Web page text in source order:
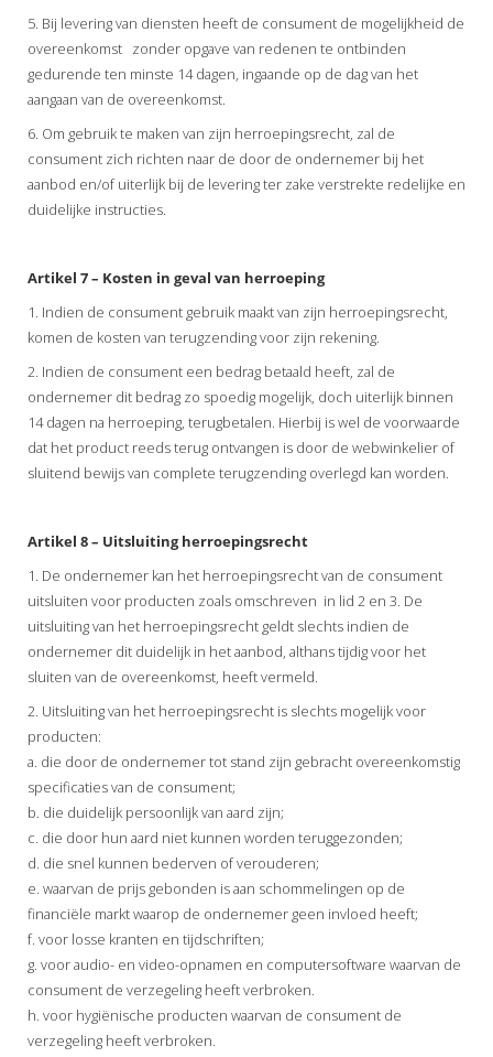
5. Bij levering van diensten heeft de consument de mogelijkheid de
overeenkomst zonder opgave van redenen te ontbinden
gedurende ten minste 14 dagen, ingaande op de dag van het
aangaan van de overeenkomst.
6. Om gebruik te maken van zijn herroepingsrecht, zal de
consument zich richten naar de door de ondernemer bij het
aanbod en/of uiterlijk bij de levering ter zake verstrekte redelijke en
duidelijke instructies.
Artikel 7 – Kosten in geval van herroeping
1. Indien de consument gebruik maakt van zijn herroepingsrecht,
komen de kosten van terugzending voor zijn rekening.
2. Indien de consument een bedrag betaald heeft, zal de
ondernemer dit bedrag zo spoedig mogelijk, doch uiterlijk binnen
14 dagen na herroeping, terugbetalen. Hierbij is wel de voorwaarde
dat het product reeds terug ontvangen is door de webwinkelier of
sluitend bewijs van complete terugzending overlegd kan worden.
Artikel 8 – Uitsluiting herroepingsrecht
1. De ondernemer kan het herroepingsrecht van de consument
uitsluiten voor producten zoals omschreven in lid 2 en 3. De
uitsluiting van het herroepingsrecht geldt slechts indien de
ondernemer dit duidelijk in het aanbod, althans tijdig voor het
sluiten van de overeenkomst, heeft vermeld.
2. Uitsluiting van het herroepingsrecht is slechts mogelijk voor
producten:
a. die door de ondernemer tot stand zijn gebracht overeenkomstig
specificaties van de consument;
b. die duidelijk persoonlijk van aard zijn;
c. die door hun aard niet kunnen worden teruggezonden;
d. die snel kunnen bederven of verouderen;
e. waarvan de prijs gebonden is aan schommelingen op de
financiële markt waarop de ondernemer geen invloed heeft;
f. voor losse kranten en tijdschriften;
g. voor audio- en video-opnamen en computersoftware waarvan de
consument de verzegeling heeft verbroken.
h. voor hygiënische producten waarvan de consument de
verzegeling heeft verbroken.